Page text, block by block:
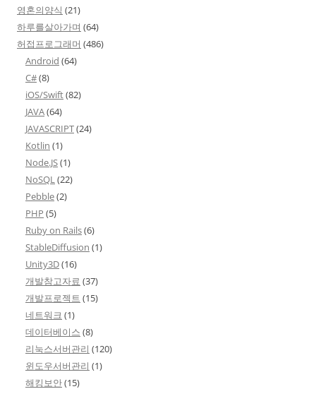
영혼의양식 (21)
하루를살아가며 (64)
허접프로그래머 (486)
Android (64)
C#(8)
iOS/Swift(82)
JAVA(64)
JAVASCRIPT(24)
Kotlin (1)
Node.JS(1)
NoSQL(22)
Pebble(2)
PHP (5)
Ruby on Rails(6)
StableDiffusion (1)
Unity3D(16)
개발참고자료 (37)
개발프로젝트 (15)
네트워크 (1)
데이터베이스 (8)
리눅스서버관리 (120)
윈도우서버관리 (1)
해킹보안(15)